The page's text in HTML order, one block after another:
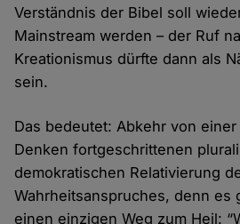
Verständnis der Bibel soll
Mainstream werden – der Ruf
Kreationismus dürfte dann als
sein.
Das bedeutet: Abkehr von
Denken fortgeschrittenen
demokratischen Relativierung
Wahrheitsanspruches, denn es
einen einzigen Weg zum Heil: